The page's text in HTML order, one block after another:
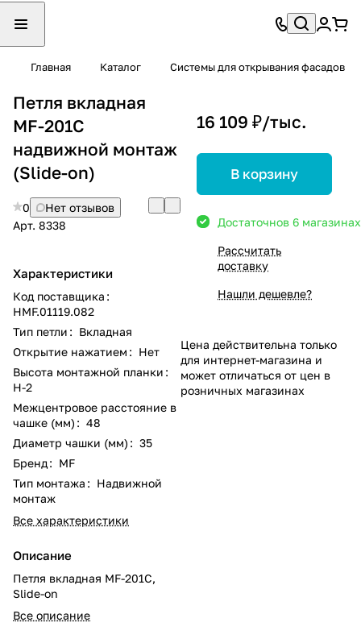
Главная Каталог Системы для открывания фасадов
Петля вкладная
MF-201С
надвижной монтаж
(Slide-on)
0
Нет отзывов
Арт. 8338
Характеристики
Код поставщика :
HMF.01119.082
Тип петли : Вкладная
Открытие нажатием : Нет
Высота монтажной планки :
Н-2
Межцентровое расстояние в
чашке (мм) : 48
Диаметр чашки (мм) : 35
Бренд: MF
Тип монтажа : Надвижной
монтаж
Все характеристики
Описание
Петля вкладная MF-201С,
Slide-on
Все описание
16 109 ₽/тыс.
В корзину
Достаточнов 6 магазинах
Рассчитать
доставку
Нашли дешевле?
Цена действительна только
для интернет-магазина и
может отличаться от цен в
розничных магазинах